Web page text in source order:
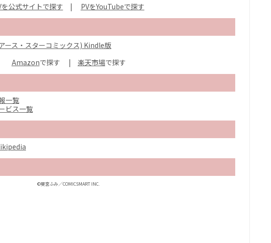
を公式サイトで探す | PVをYouTubeで探す
ス・スターコミックス) Kindle版
Amazonで探す | 楽天市場
一覧
ビス一覧
©斐宮ふみ／COMICSMART INC.